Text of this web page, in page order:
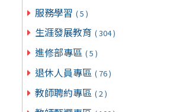
服務學習 ( 5 )
生涯發展教育 ( 304 )
進修部專區 ( 5 )
退休人員專區 ( 76 )
教師聘約專區 ( 2 )